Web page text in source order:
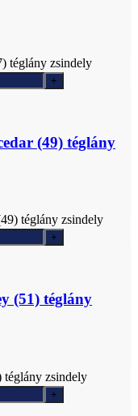
téglány zsindely
(49) téglány
téglány zsindely
(51) téglány
téglány zsindely